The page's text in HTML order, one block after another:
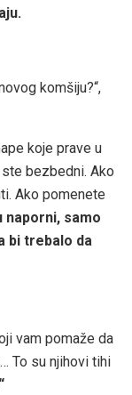
komšiju?“,
koje prave u
bezbedni. Ako
Ako pomenete
naporni, samo
bi trebalo da
vam pomaže da
To su njihovi tihi